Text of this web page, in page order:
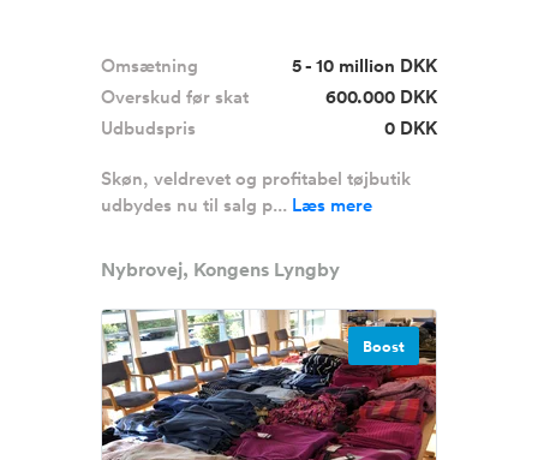
Omsætning
5 - 10 million DKK
Overskud før skat
600.000 DKK
Udbudspris
0 DKK
Skøn, veldrevet og profitabel tøjbutik
udbydes nu til salg p... Læs mere
Nybrovej, Kongens Lyngby
Boost